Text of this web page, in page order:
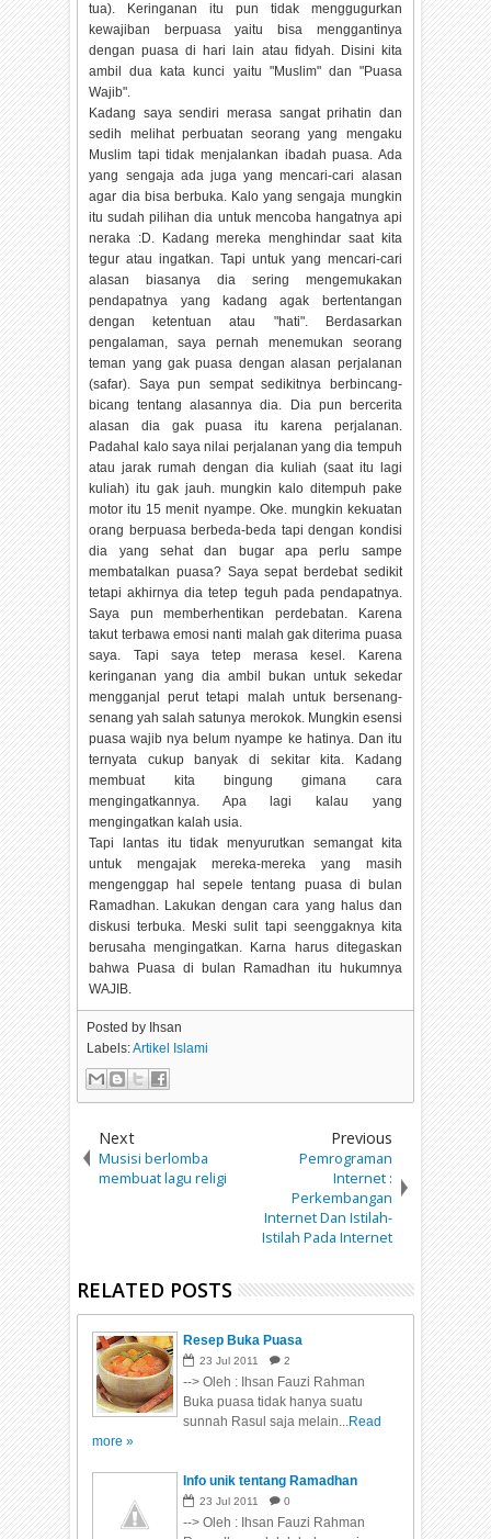
tua). Keringanan itu pun tidak menggugurkan
kewajiban berpuasa yaitu bisa menggantinya
dengan puasa di hari lain atau fidyah. Disini kita
ambil dua kata kunci yaitu "Muslim" dan "Puasa
Wajib".
Kadang saya sendiri merasa sangat prihatin dan
sedih melihat perbuatan seorang yang mengaku
Muslim tapi tidak menjalankan ibadah puasa. Ada
yang sengaja ada juga yang mencari-cari alasan
agar dia bisa berbuka. Kalo yang sengaja mungkin
itu sudah pilihan dia untuk mencoba hangatnya api
neraka :D. Kadang mereka menghindar saat kita
tegur atau ingatkan. Tapi untuk yang mencari-cari
alasan biasanya dia sering mengemukakan
pendapatnya yang kadang agak bertentangan
dengan ketentuan atau "hati". Berdasarkan
pengalaman, saya pernah menemukan seorang
teman yang gak puasa dengan alasan perjalanan
(safar). Saya pun sempat sedikitnya berbincang-
bicang tentang alasannya dia. Dia pun bercerita
alasan dia gak puasa itu karena perjalanan.
Padahal kalo saya nilai perjalanan yang dia tempuh
atau jarak rumah dengan dia kuliah (saat itu lagi
kuliah) itu gak jauh. mungkin kalo ditempuh pake
motor itu 15 menit nyampe. Oke. mungkin kekuatan
orang berpuasa berbeda-beda tapi dengan kondisi
dia yang sehat dan bugar apa perlu sampe
membatalkan puasa? Saya sepat berdebat sedikit
tetapi akhirnya dia tetep teguh pada pendapatnya.
Saya pun memberhentikan perdebatan. Karena
takut terbawa emosi nanti malah gak diterima puasa
saya. Tapi saya tetep merasa kesel. Karena
keringanan yang dia ambil bukan untuk sekedar
mengganjal perut tetapi malah untuk bersenang-
senang yah salah satunya merokok. Mungkin esensi
puasa wajib nya belum nyampe ke hatinya. Dan itu
ternyata cukup banyak di sekitar kita. Kadang
membuat kita bingung gimana cara
mengingatkannya. Apa lagi kalau yang
mengingatkan kalah usia.
Tapi lantas itu tidak menyurutkan semangat kita
untuk mengajak mereka-mereka yang masih
mengenggap hal sepele tentang puasa di bulan
Ramadhan. Lakukan dengan cara yang halus dan
diskusi terbuka. Meski sulit tapi seenggaknya kita
berusaha mengingatkan. Karna harus ditegaskan
bahwa Puasa di bulan Ramadhan itu hukumnya
WAJIB.
Posted by Ihsan
Labels:Artikel Islami
Next
Musisi berlomba
membuat lagu religi
Previous
Pemrograman
Internet :
Perkembangan
Internet Dan Istilah-
Istilah Pada Internet
RELATED POSTS
Resep Buka Puasa
23 Jul 2011 2
--> Oleh : Ihsan Fauzi Rahman
Buka puasa tidak hanya suatu
sunnah Rasul saja melain...Read
more »
Info unik tentang Ramadhan
23 Jul 2011 0
--> Oleh : Ihsan Fauzi Rahman